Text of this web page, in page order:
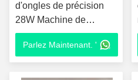
d'ongles de précision
28W Machine de
perçage de pédicure
professionnelle
Parlez Maintenant. '